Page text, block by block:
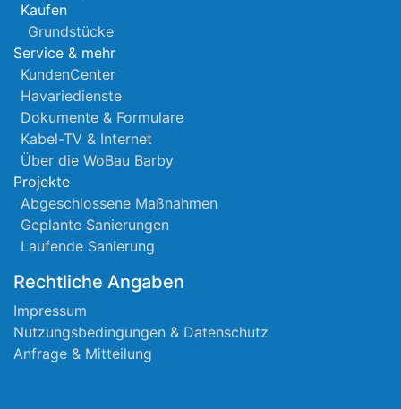
Kaufen
Grundstücke
Service & mehr
KundenCenter
Havariedienste
Dokumente & Formulare
Kabel-TV & Internet
Über die WoBau Barby
Projekte
Abgeschlossene Maßnahmen
Geplante Sanierungen
Laufende Sanierung
Rechtliche Angaben
Impressum
Nutzungsbedingungen & Datenschutz
Anfrage & Mitteilung